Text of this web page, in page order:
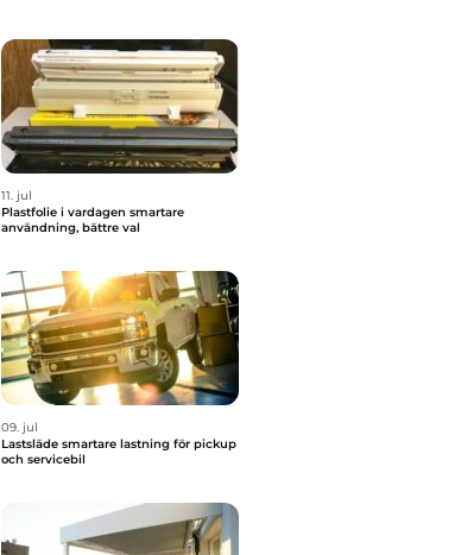
11. jul
Plastfolie i vardagen smartare
användning, bättre val
09. jul
Lastsläde smartare lastning för pickup
och servicebil